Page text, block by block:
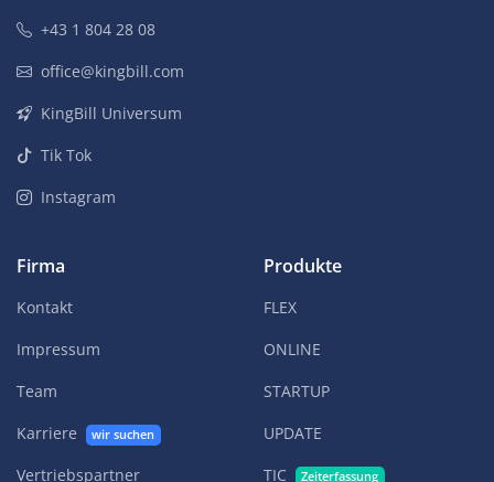
+43 1 804 28 08
office@kingbill.com
KingBill Universum
Tik Tok
Instagram
Firma
Kontakt
Impressum
Team
Karriere
wir suchen
Vertriebspartner
Produkte
FLEX
ONLINE
STARTUP
UPDATE
TIC
Zeiterfassung